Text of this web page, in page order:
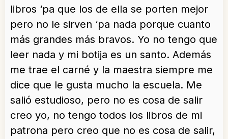
libros ‘pa que los de ella se porten mejor
pero no le sirven ‘pa nada porque cuanto
más grandes más bravos. Yo no tengo que
leer nada y mi botija es un santo. Además
me trae el carné y la maestra siempre me
dice que le gusta mucho la escuela. Me
salió estudioso, pero no es cosa de salir
creo yo, no tengo todos los libros de mi
patrona pero creo que no es cosa de salir,